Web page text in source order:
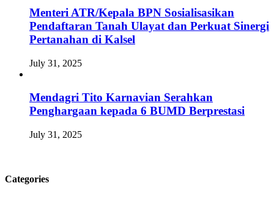
Menteri ATR/Kepala BPN Sosialisasikan
Pendaftaran Tanah Ulayat dan Perkuat Sinergi
Pertanahan di Kalsel
July 31, 2025
Mendagri Tito Karnavian Serahkan
Penghargaan kepada 6 BUMD Berprestasi
July 31, 2025
Categories